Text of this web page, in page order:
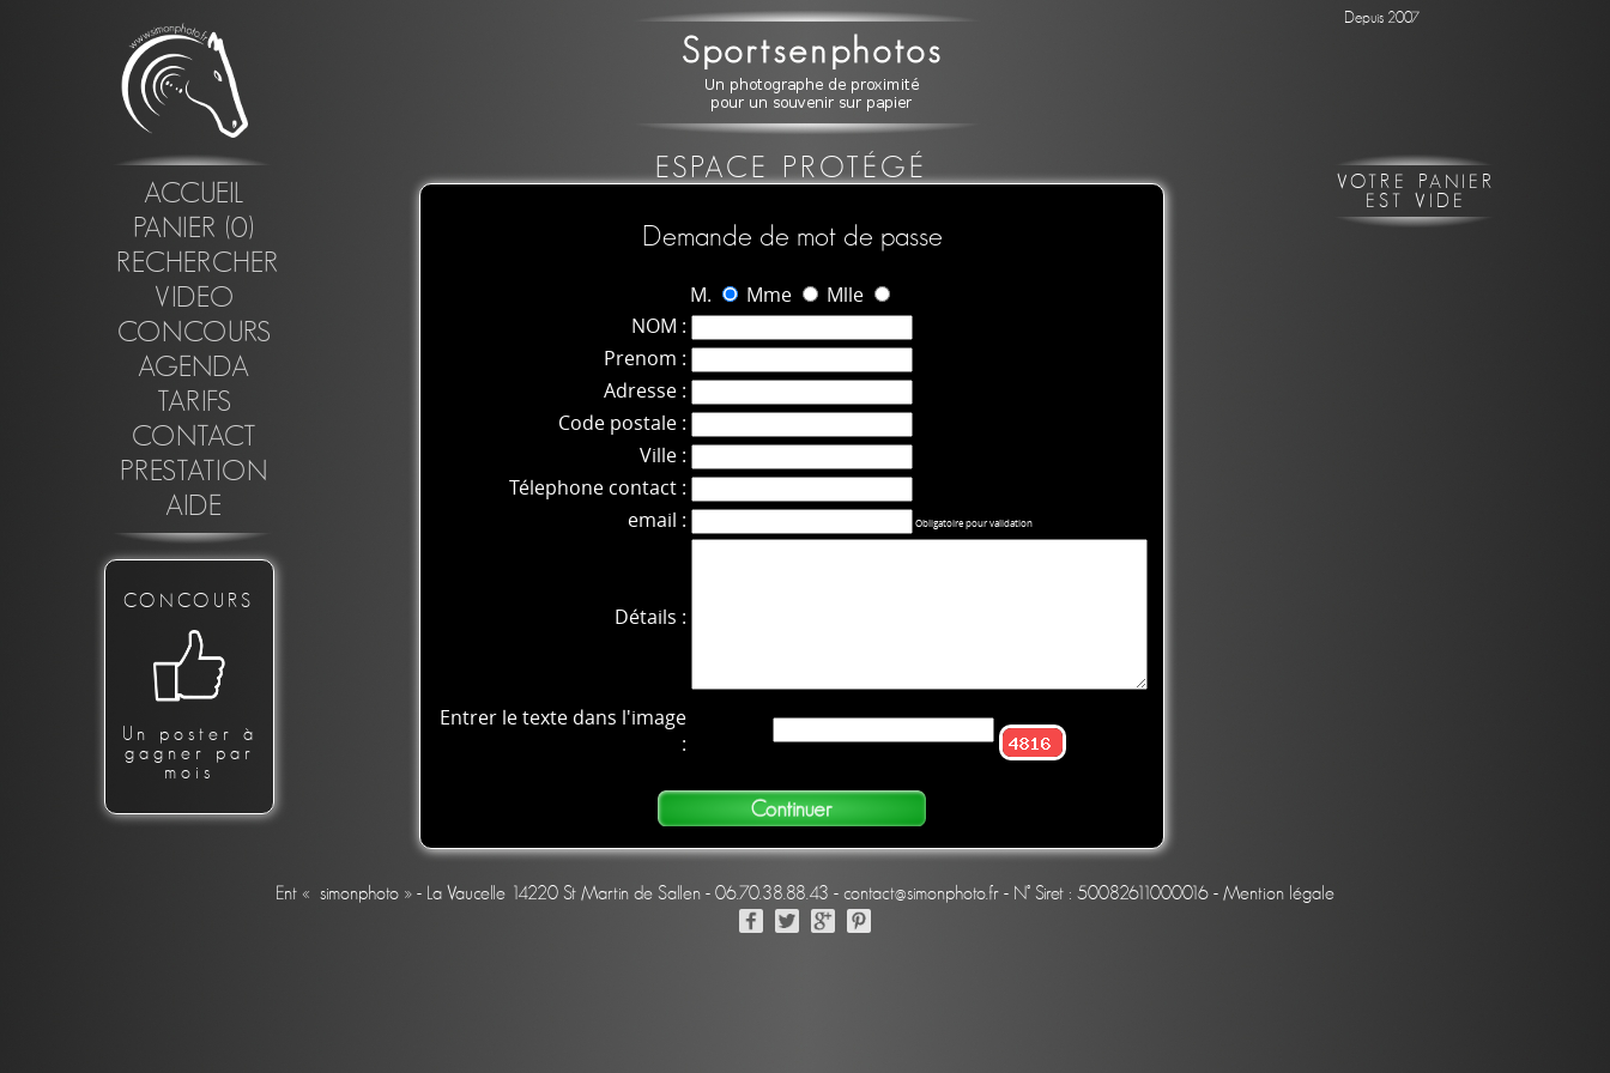
Depuis 2007
ACCUEIL
PANIER (0)
RECHERCHER
VIDEO
CONCOURS
AGENDA
TARIFS
CONTACT
PRESTATION
AIDE
CONCOURS
Un poster à
gagner par
mois
ESPACE PROTÉGÉ
Demande de mot de passe
M. Mme
Mlle
NOM :
Prenom :
Adresse :
Code postale :
Ville :
Télephone contact :
email :
Obligatoire pour validation
Détails :
Entrer le texte dans l'image
:
VOTRE PANIER
EST VIDE
Ent « simonphoto » - La Vaucelle 14220 St Martin de Sallen - 06.70.38.88.43 - contact@simonphoto.fr - N° Siret : 50082611000016 - Mention légale